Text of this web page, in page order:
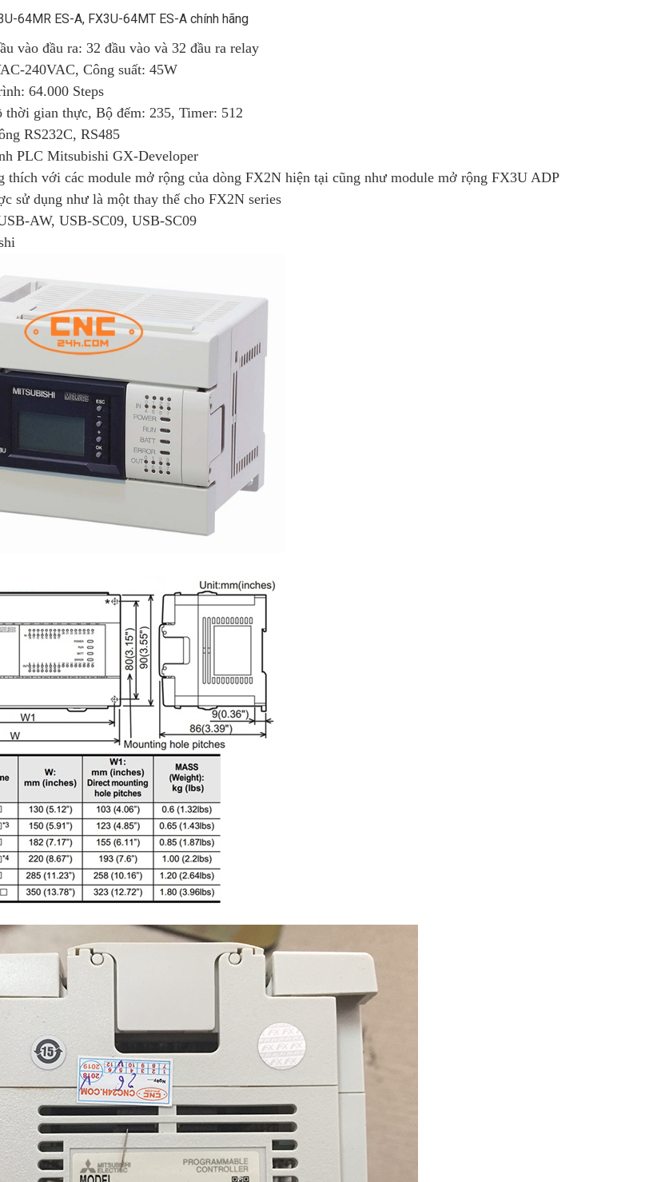
64MR ES-A, FX3U-64MT ES-A chính hãng
vào đầu ra: 32 đầu vào và 32 đầu ra relay
240VAC, Công suất: 45W
64.000 Steps
thời gian thực, Bộ đếm: 235, Timer: 512
RS232C, RS485
PLC Mitsubishi GX-Developer
thích với các module mở rộng của dòng FX2N hiện tại cũng như module mở rộng FX3U ADP
sử dụng như là một thay thế cho FX2N series
AW, USB-SC09, USB-SC09